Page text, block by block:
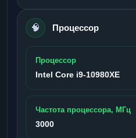
🧠 Процессор
Процессор
Intel Core i9-10980XE
Частота процессора, МГц
3000